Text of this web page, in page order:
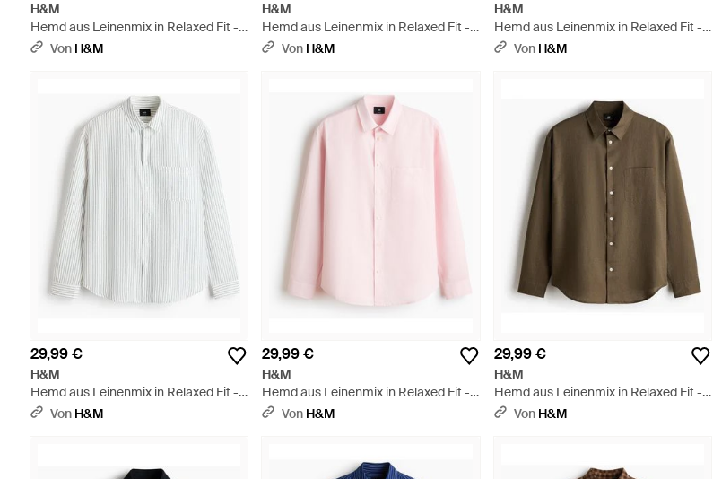
H&M
Hemd aus Leinenmix in Relaxed Fit -
BlauVon H&M
H&M
Hemd aus Leinenmix in Relaxed Fit -
WeißVon H&M
H&M
Hemd aus Leinenmix in Relaxed Fit -
BlauVon H&M
29,99 €
H&M
Hemd aus Leinenmix in Relaxed Fit -
WeißVon H&M
29,99 €
H&M
Hemd aus Leinenmix in Relaxed Fit -
PinkVon H&M
29,99 €
H&M
Hemd aus Leinenmix in Relaxed Fit -
Braun
Von H&M